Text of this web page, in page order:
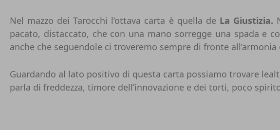
Nel mazzo dei Tarocchi l’ottava carta è quella de La Giustizia.
pacato, distaccato, che con una mano sorregge una spada e
anche che seguendole ci troveremo sempre di fronte all’armonia
Guardando al lato positivo di questa carta possiamo trovare
parla di freddezza, timore dell’innovazione e dei torti, poco